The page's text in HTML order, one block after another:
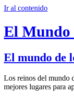
Ir al contenido
El Mundo
El mundo de
Los reinos del mundo
mejores lugares para